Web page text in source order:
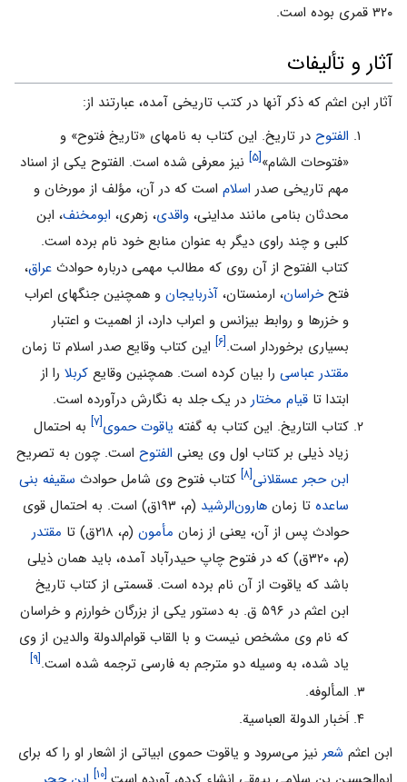
۳۲۰ قمری بوده است.
آثار و تألیفات
آثار ابن‌ اعثم‌ که‌ ذکر آنها در کتب‌ تاریخی‌ آمده‌، عبارتند از:
الفتوحدر تاریخ‌. این‌ کتاب‌ به‌ نامهای‌ «تاریخ‌ فتوح‌» و
«فتوحات‌ الشام‌»[۵] نیز معرفی‌ شده‌ است‌. الفتوح یکی‌ از اسناد
مهم‌ تاریخی‌ صدر اسلام‌است‌ که‌ در آن‌، مؤلف‌ از مورخان‌ و
محدثان‌ بنامی‌ مانند مداینی‌، واقدی‌، زهری‌، ابومخنف‌، ابن‌
کلبی‌ و چند راوی‌ دیگر به‌ عنوان‌ منابع‌ خود نام‌ برده‌ است‌.
کتاب‌ الفتوح‌ از آن‌ روی‌ که‌ مطالب‌ مهمی‌ درباره حوادث‌ عراق‌،
فتح‌خراسان‌، ارمنستان‌، آذربایجان‌و همچنین‌ جنگهای‌ اعراب‌
و خزرها و روابط بیزانس‌ و اعراب‌ دارد، از اهمیت‌ و اعتبار
بسیاری‌ برخوردار است‌.[۶] این کتاب وقایع صدر اسلام تا زمان
مقتدر عباسیرا بیان کرده است. همچنین وقایع کربلارا از
ابتدا تا قیام مختار در یک جلد به نگارش درآورده است.
کتاب التاریخ‌. این‌ کتاب‌ به‌ گفته یاقوت حموی[۷] به‌ احتمال‌
زیاد ذیلی‌ بر کتاب‌ اول‌ وی‌ یعنی‌ الفتوح‌است‌. چون‌ به‌ تصریح‌
ابن حجر عسقلانی[۸] کتاب‌ فتوح‌ وی‌ شامل‌ حوادث‌ سقیفه بنی‌
ساعده‌تا زمان‌ هارون‌الرشید
(م، ۱۹۳ق‌) است‌. به‌ احتمال‌ قوی‌
حوادث‌ پس‌ از آن‌، یعنی‌ از زمان‌ مأمون‌(م، ۲۱۸ق‌) تا
مقتدر
(م، ۳۲۰ق‌) که‌ در فتوح‌ چاپ‌ حیدرآباد آمده‌، باید همان‌ ذیلی‌
باشد که‌ یاقوت‌ از آن‌ نام‌ برده‌ است‌. قسمتی‌ از کتاب‌ تاریخ‌
ابن‌ اعثم‌ در ۵۹۶ ق‌. به‌ دستور یکی‌ از بزرگان‌ خوارزم‌ و خراسان‌
که‌ نام‌ وی‌ مشخص‌ نیست‌ و با القاب‌ قوام‌الدولة والدین‌ از وی‌
یاد شده‌، به‌ وسیله دو مترجم‌ به‌ فارسی‌ ترجمه‌ شده‌ است‌.[۹]
المألوفه.
اَخبار الدولة العباسیة.
ابن‌ اعثم‌ شعر نیز می‌سرود و یاقوت حموی ابیاتی‌ از اشعار او را که‌ برای‌
[۱۰]